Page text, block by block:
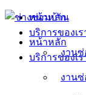
Skip
content
หน้าหลัก
บริการของเร
งาน
หน้าหลัก
บริการของเร
งาน